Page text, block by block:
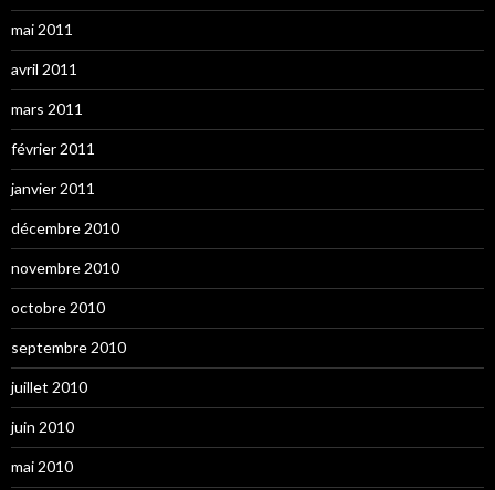
mai 2011
avril 2011
mars 2011
février 2011
janvier 2011
décembre 2010
novembre 2010
octobre 2010
septembre 2010
juillet 2010
juin 2010
mai 2010